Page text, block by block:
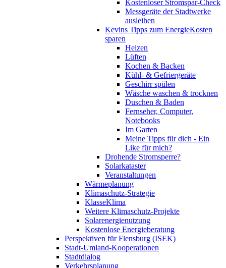
Kostenloser Stromspar-Check
Messgeräte der Stadtwerke
ausleihen
Kevins Tipps zum EnergieKosten
sparen
Heizen
Lüften
Kochen & Backen
Kühl- & Gefriergeräte
Geschirr spülen
Wäsche waschen & trocknen
Duschen & Baden
Fernseher, Computer,
Notebooks
Im Garten
Meine Tipps für dich - Ein
Like für mich?
Drohende Stromsperre?
Solarkataster
Veranstaltungen
Wärmeplanung
Klimaschutz-Strategie
KlasseKlima
Weitere Klimaschutz-Projekte
Solarenergienutzung
Kostenlose Energieberatung
Perspektiven für Flensburg (ISEK)
Stadt-Umland-Kooperationen
Stadtdialog
Verkehrsplanung